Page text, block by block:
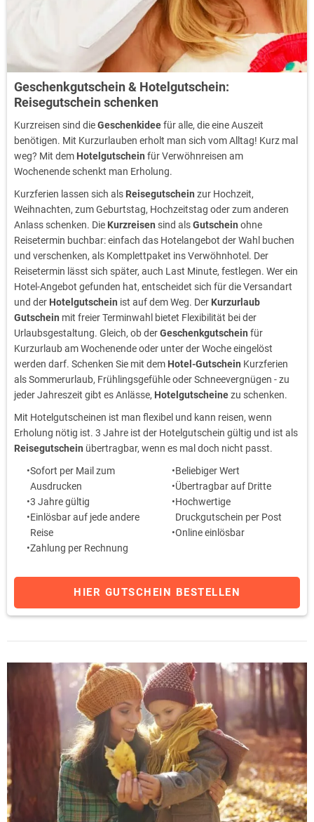
Geschenkgutschein & Hotelgutschein:
Reisegutschein schenken
Kurzreisen sind dieGeschenkideefür alle, die eine Auszeit
benötigen. Mit Kurzurlauben erholt man sich vom Alltag! Kurz mal
weg? Mit dem Hotelgutschein für Verwöhnreisen am
Wochenende schenkt man Erholung.
Kurzferien lassen sich als Reisegutschein zur Hochzeit,
Weihnachten, zum Geburtstag, Hochzeitstag oder zum anderen
Anlass schenken. Die Kurzreisen sind alsGutschein ohne
Reisetermin buchbar: einfach das Hotelangebot der Wahl buchen
und verschenken, als Komplettpaket ins Verwöhnhotel. Der
Reisetermin lässt sich später, auch Last Minute, festlegen. Wer ein
Hotel-Angebot gefunden hat, entscheidet sich für die Versandart
und der Hotelgutschein ist auf dem Weg. Der Kurzurlaub
Gutschein mit freier Terminwahl bietet Flexibilität bei der
Urlaubsgestaltung. Gleich, ob derGeschenkgutschein für
Kurzurlaub am Wochenende oder unter der Woche eingelöst
werden darf. Schenken Sie mit dem Hotel-Gutschein Kurzferien
als Sommerurlaub, Frühlingsgefühle oder Schneevergnügen - zu
jeder Jahreszeit gibt es Anlässe, Hotelgutscheinezu schenken.
Mit Hotelgutscheinen ist man flexibel und kann reisen, wenn
Erholung nötig ist. 3 Jahre ist der Hotelgutschein gültig und ist als
Reisegutschein übertragbar, wenn es mal doch nicht passt.
Sofort per Mail zum
Ausdrucken
3 Jahre gültig
Einlösbar auf jede andere
Reise
Zahlung per Rechnung
Beliebiger Wert
Übertragbar auf Dritte
Hochwertige
Druckgutschein per Post
Online einlösbar
HIER GUTSCHEIN BESTELLEN